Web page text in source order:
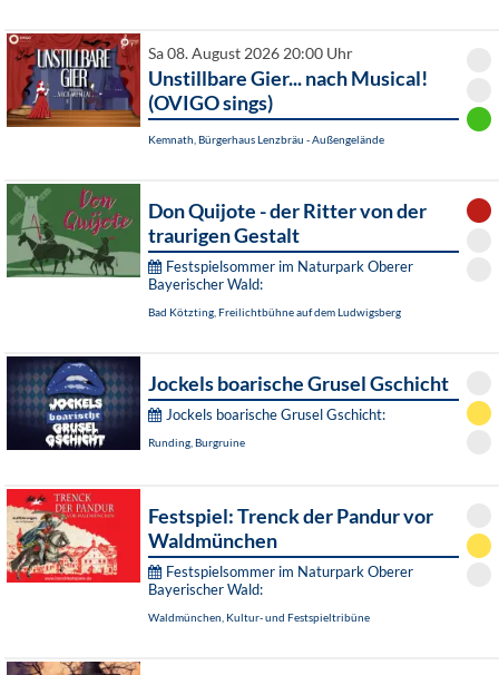
Sa 08. August 2026 20:00 Uhr
Unstillbare Gier... nach Musical!
(OVIGO sings)
Kemnath, Bürgerhaus Lenzbräu - Außengelände
Don Quijote - der Ritter von der
traurigen Gestalt
Festspielsommer im Naturpark Oberer
Bayerischer Wald:
Bad Kötzting, Freilichtbühne auf dem Ludwigsberg
Jockels boarische Grusel Gschicht
Jockels boarische Grusel Gschicht:
Runding, Burgruine
Festspiel: Trenck der Pandur vor
Waldmünchen
Festspielsommer im Naturpark Oberer
Bayerischer Wald:
Waldmünchen, Kultur- und Festspieltribüne